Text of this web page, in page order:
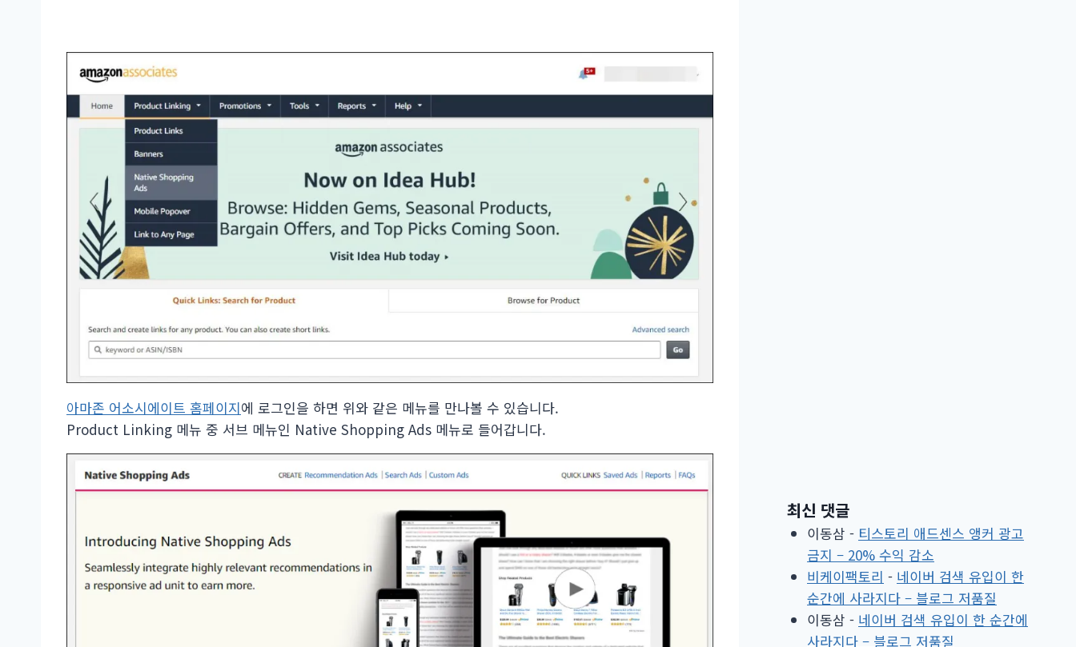
아마존 어소시에이트 홈페이지에 로그인을 하면 위와 같은 메뉴를 만나볼 수 있습니다.
Product Linking 메뉴 중 서브 메뉴인 Native Shopping Ads 메뉴로 들어갑니다.
최신 댓글
이동삼 - 티스토리 애드센스 앵커 광고
금지 – 20% 수익 감소
비케이팩토리 - 네이버 검색 유입이 한
순간에 사라지다 – 블로그 저품질
이동삼 - 네이버 검색 유입이 한 순간에
사라지다 – 블로그 저품질